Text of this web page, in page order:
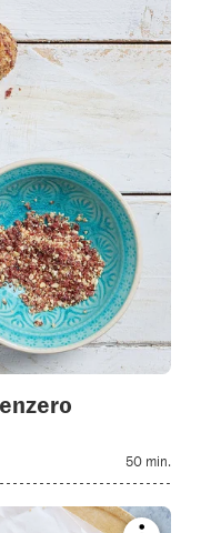
or
add
it
to
your
50 min.